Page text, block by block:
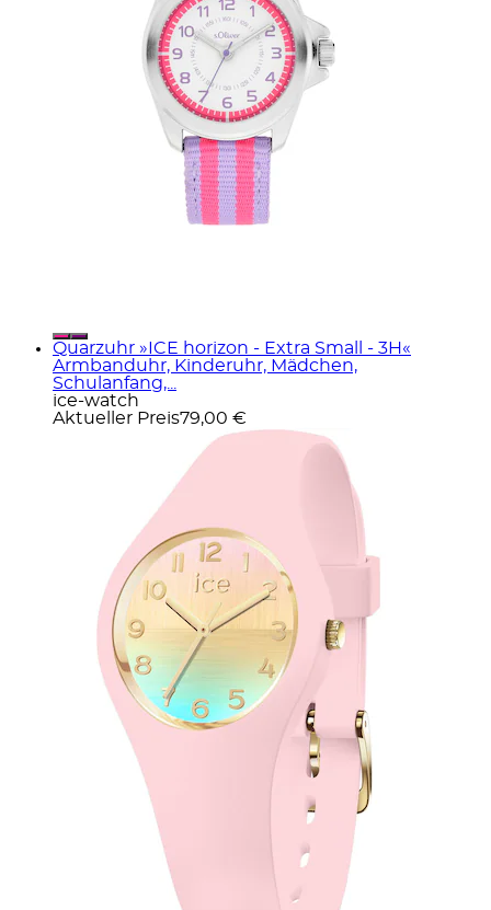
Quarzuhr »ICE horizon - Extra Small - 3H«
Armbanduhr, Kinderuhr, Mädchen,
Schulanfang,...
ice-watch
Aktueller Preis79,00 €